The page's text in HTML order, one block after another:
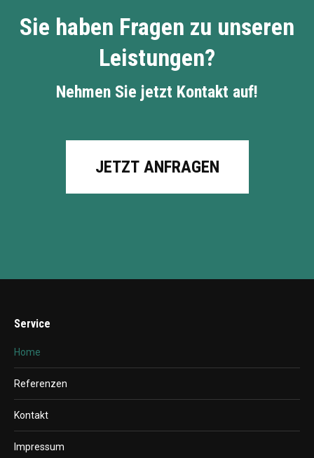
Sie haben Fragen zu unseren
Leistungen?
Nehmen Sie jetzt Kontakt auf!
JETZT ANFRAGEN
Service
Home
Referenzen
Kontakt
Impressum